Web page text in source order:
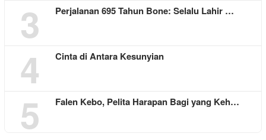
3 Perjalanan 695 Tahun Bone: Selalu Lahir …
4 Cinta di Antara Kesunyian
5 Falen Kebo, Pelita Harapan Bagi yang Keh…